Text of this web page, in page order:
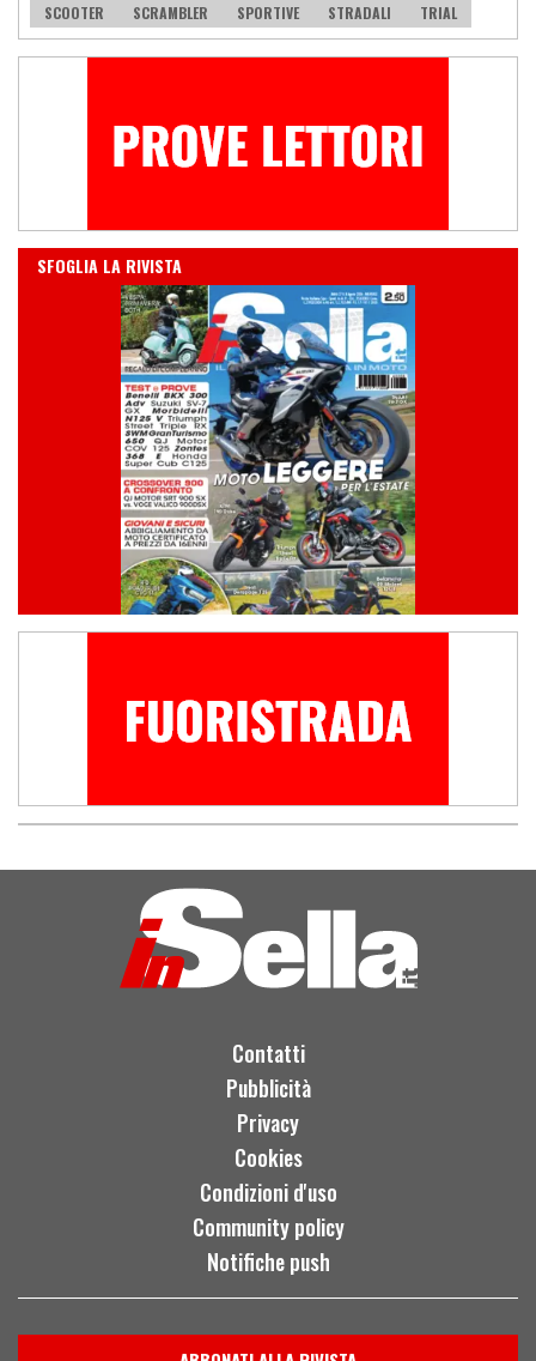
SCOOTER
SCRAMBLER SPORTIVE STRADALI TRIAL
IN EDICOLA
SFOGLIA LA RIVISTA
Contatti
Pubblicità
Privacy
Cookies
Condizioni d'uso
Community policy
Notifiche push